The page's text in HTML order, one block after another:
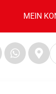
MEIN